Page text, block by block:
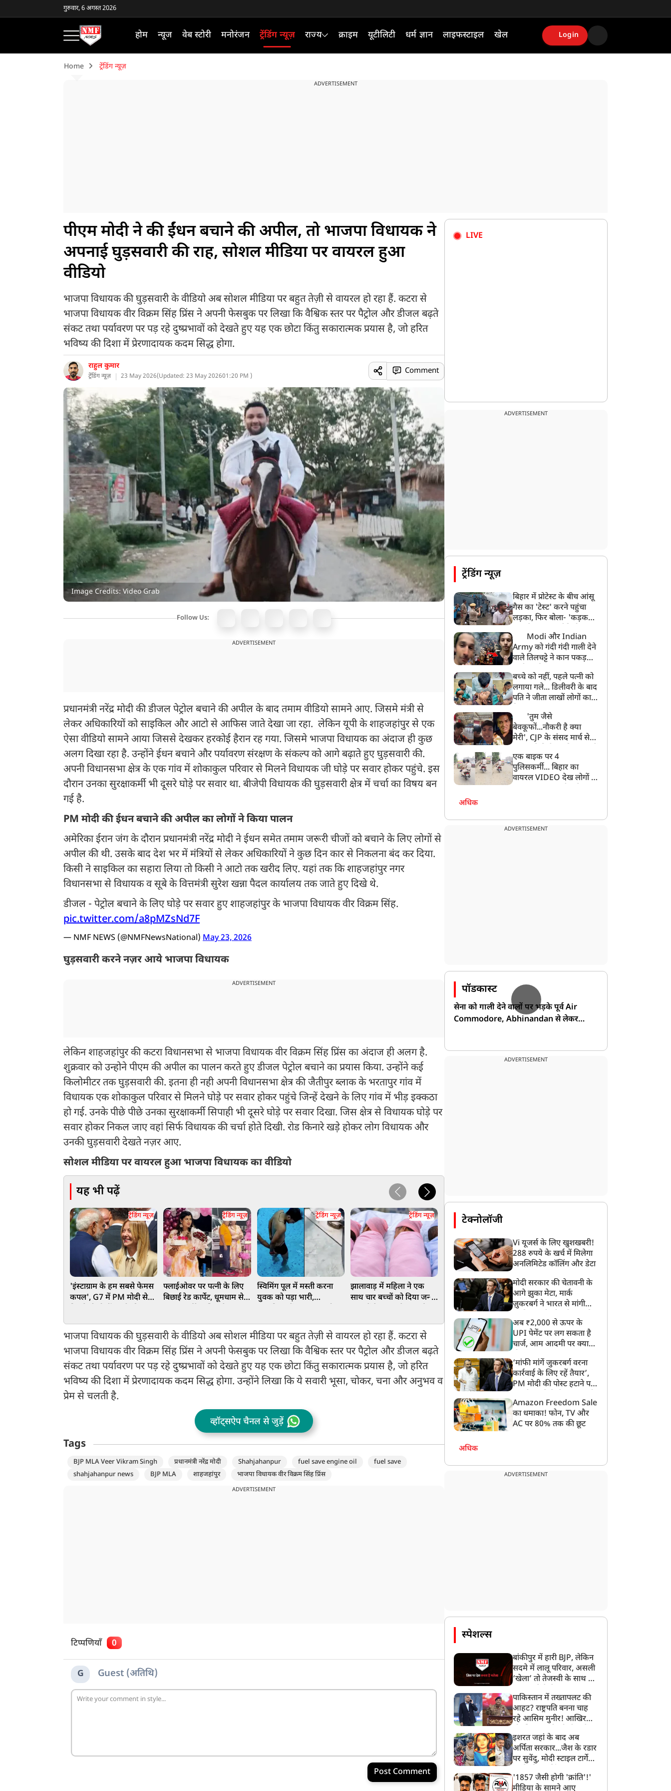
गुरुवार, 6 अगस्त 2026
होम न्यूज वेब स्टोरी मनोरंजन ट्रेंडिंग न्यूज़ राज्य क्राइम यूटीलिटी धर्म ज्ञान लाइफस्टाइल खेल Login
Home ट्रेंडिंग न्यूज़
ADVERTISEMENT
पीएम मोदी ने की ईंधन बचाने की अपील, तो भाजपा विधायक ने
अपनाई घुड़सवारी की राह, सोशल मीडिया पर वायरल हुआ
वीडियो
भाजपा विधायक की घुड़सवारी के वीडियो अब सोशल मीडिया पर बहुत तेज़ी से वायरल हो रहा हैं. कटरा से
भाजपा विधायक वीर विक्रम सिंह प्रिंस ने अपनी फेसबुक पर लिखा कि वैश्विक स्तर पर पैट्रोल और डीजल बढ़ते
संकट तथा पर्यावरण पर पड़ रहे दुष्प्रभावों को देखते हुए यह एक छोटा किंतु सकारात्मक प्रयास है, जो हरित
भविष्य की दिशा में प्रेरणादायक कदम सिद्ध होगा.
राहुल कुमार
ट्रेंडिंग न्यूज़ 23 May 2026(Updated: 23 May 202601:20 PM )
Comment
Image Credits: Video Grab
Follow Us:
ADVERTISEMENT
प्रधानमंत्री नरेंद्र मोदी की डीजल पेट्रोल बचाने की अपील के बाद तमाम वीडियो सामने आए. जिसमे मंत्री से
लेकर अधिकारियों को साइकिल और आटो से आफिस जाते देखा जा रहा. लेकिन यूपी के शाहजहांपुर से एक
ऐसा वीडियो सामने आया जिससे देखकर हरकोई हैरान रह गया. जिसमे भाजपा विधायक का अंदाज ही कुछ
अलग दिखा रहा है. उन्होंने ईधन बचाने और पर्यावरण संरक्षण के संकल्प को आगे बढ़ाते हुए घुड़सवारी की.
अपनी विधानसभा क्षेत्र के एक गांव में शोकाकुल परिवार से मिलने विधायक जी घोड़े पर सवार होकर पहुंचे. इस
दौरान उनका सुरक्षाकर्मी भी दूसरे घोड़े पर सवार था. बीजेपी विधायक की घुड़सवारी क्षेत्र में चर्चा का विषय बन
गई है.
PM मोदी की ईधन बचाने की अपील का लोगों ने किया पालन
अमेरिका ईरान जंग के दौरान प्रधानमंत्री नरेंद्र मोदी ने ईधन समेत तमाम जरूरी चीजों को बचाने के लिए लोगों से
अपील की थी. उसके बाद देश भर में मंत्रियों से लेकर अधिकारियों ने कुछ दिन कार से निकलना बंद कर दिया.
किसी ने साइकिल का सहारा लिया तो किसी ने आटो तक खरीद लिए. यहां तक कि शाहजहांपुर नगर
विधानसभा से विधायक व सूबे के वित्तमंत्री सुरेश खन्ना पैदल कार्यालय तक जाते हुए दिखे थे.
डीजल - पेट्रोल बचाने के लिए घोड़े पर सवार हुए शाहजहांपुर के भाजपा विधायक वीर विक्रम सिंह.
pic.twitter.com/a8pMZsNd7F
— NMF NEWS (@NMFNewsNational) May 23, 2026
घुड़सवारी करने नज़र आये भाजपा विधायक
ADVERTISEMENT
लेकिन शाहजहांपुर की कटरा विधानसभा से भाजपा विधायक वीर विक्रम सिंह प्रिंस का अंदाज ही अलग है.
शुक्रवार को उन्होने पीएम की अपील का पालन करते हुए डीजल पेट्रोल बचाने का प्रयास किया. उन्होंने कई
किलोमीटर तक घुड़सवारी की. इतना ही नही अपनी विधानसभा क्षेत्र की जैतीपुर ब्लाक के भरतापुर गांव में
विधायक एक शोकाकुल परिवार से मिलने घोड़े पर सवार होकर पहुंचे जिन्हें देखने के लिए गांव में भीड़ इक्कठा
हो गई. उनके पीछे पीछे उनका सुरक्षाकर्मी सिपाही भी दूसरे घोड़े पर सवार दिखा. जिस क्षेत्र से विधायक घोड़े पर
सवार होकर निकल जाए वहां सिर्फ विधायक की चर्चा होते दिखी. रोड किनारे खड़े होकर लोग विधायक और
उनकी घुड़सवारी देखते नज़र आए.
सोशल मीडिया पर वायरल हुआ भाजपा विधायक का वीडियो
यह भी पढ़ें
ट्रेंडिंग न्यूज़
'इंस्टाग्राम के हम सबसे फेमस
कपल', G7 में PM मोदी से
वायरल
ट्रेंडिंग न्यूज़
फ्लाईओवर पर पत्नी के लिए
बिछाई रेड कार्पेट, धूमधाम से
ट्रेंडिंग न्यूज़
स्विमिंग पूल में मस्ती करना
युवक को पड़ा भारी,
वीडियो
ट्रेंडिंग न्यूज़
झालावाड़ में महिला ने एक
साथ चार बच्चों को दिया जन्म,
ट्रेंडिंग न्यूज़
फिल्मी स्टाइल में लूट: थार से
ATM को बांधकर ले उड़े
बदमाश, तभी कार ने दिया
धोखा, हैरान कर देने वाला
Video
क्या लॉन्चिंग के अगले ही दिन
खराब हो गई हाइड्रोजन ट्रेन?
रेलवे ने बताई वायरल वीडियो
की सच्चाई
भाजपा विधायक की घुड़सवारी के वीडियो अब सोशल मीडिया पर बहुत तेज़ी से वायरल हो रहा हैं. कटरा से
भाजपा विधायक वीर विक्रम सिंह प्रिंस ने अपनी फेसबुक पर लिखा कि वैश्विक स्तर पर पैट्रोल और डीजल बढ़ते
संकट तथा पर्यावरण पर पड़ रहे दुष्प्रभावों को देखते हुए यह एक छोटा किंतु सकारात्मक प्रयास है, जो हरित
भविष्य की दिशा में प्रेरणादायक कदम सिद्ध होगा. उन्होंने लिखा कि ये सवारी भूसा, चोकर, चना और अनुभव व
प्रेम से चलती है.
व्हॉट्सऐप चैनल से जुड़ें
Tags
BJP MLA Veer Vikram Singh प्रधानमंत्री नरेंद्र मोदी Shahjahanpur fuel save engine oil
fuel save
shahjahanpur news
BJP MLA शाहजहांपुर भाजपा विधायक वीर विक्रम सिंह प्रिंस
ADVERTISEMENT
टिप्पणियाँ 0
G Guest (अतिथि)
Post Comment
LIVE
ADVERTISEMENT
ट्रेंडिंग न्यूज़
बिहार में प्रोटेस्ट के बीच आंसू
गैस का 'टेस्ट' करने पहुंचा
लड़का, फिर बोला- 'कड़क
वायरलModi और Indian
Army को गंदी गंदी गाली देने
वाले तिलचट्टे ने कान पकड़कर
बच्चे को नहीं, पहले पत्नी को
लगाया गले... डिलीवरी के बाद
पति ने जीता लाखों लोगों का
'तुम जैसे
बेवकूफों...नौकरी है क्या
मेरी', CJP के संसद मार्च से
के सवाल पर मिला ये जवाब!
एक बाइक पर 4
पुलिसकर्मी... बिहार का
वायरल VIDEO देख लोगों ने
अधिक
ADVERTISEMENT
पॉडकास्ट
सेना को गाली देने वालों पर भड़के पूर्व Air
Commodore, Abhinandan से लेकर
ADVERTISEMENT
टेक्नोलॉजी
Vi यूजर्स के लिए खुशखबरी!
288 रुपये के खर्च में मिलेगा
अनलिमिटेड कॉलिंग और डेटा
मोदी सरकार की चेतावनी के
आगे झुका मेटा, मार्क
ज़ुकरबर्ग ने भारत से मांगी
अब ₹2,000 से ऊपर के
UPI पेमेंट पर लग सकता है
चार्ज, आम आदमी पर क्या
‘मांफी मांगें जुकरबर्ग वरना
कार्रवाई के लिए रहें तैयार’,
PM मोदी की पोस्ट हटाने पर
लगाई फटकार
Amazon Freedom Sale
का धमाका! फोन, TV और
AC पर 80% तक की छूट
अधिक
ADVERTISEMENT
स्पेशल्स
बांकीपुर में हारी BJP, लेकिन
सदमे में लालू परिवार, असली
‘खेला’ तो तेजस्वी के साथ हो
पाकिस्तान में तख्तापलट की
आहट? राष्ट्रपति बनना चाह
रहे आसिम मुनीर! आखिर
बनाया मोहरा?
इशरत जहां के बाद अब
अर्पिता सरकार...जैश के रडार
पर सुवेंदु, मोदी स्टाइल टार्गेट
बड़ा एक्शन!
'1857 जैसी होगी 'क्रांति'!'
मीडिया के सामने आए